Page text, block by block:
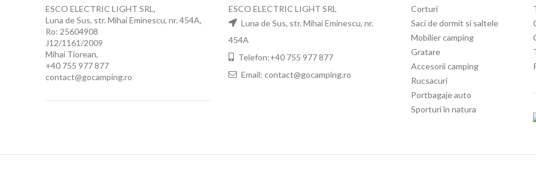
ESCO ELECTRIC LIGHT SRL,
Luna de Sus, str. Mihai Eminescu, nr. 454A,
Ro: 25604908
J12/1161/2009
Mihai Tiorean,
+40 755 977 877
contact@gocamping.ro
ESCO ELECTRIC LIGHT SRL
Luna de Sus, str. Mihai Eminescu, nr.
454A
Telefon:+40 755 977 877
Email: contact@gocamping.ro
Corturi
Saci de dormit si saltele
Mobilier camping
Gratare
Accesorii camping
Rucsacuri
Portbagaje auto
Sporturi în natura